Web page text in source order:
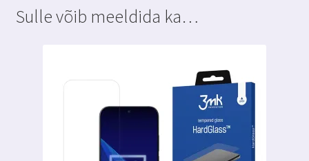
Protection
Sulle võib meeldida ka…